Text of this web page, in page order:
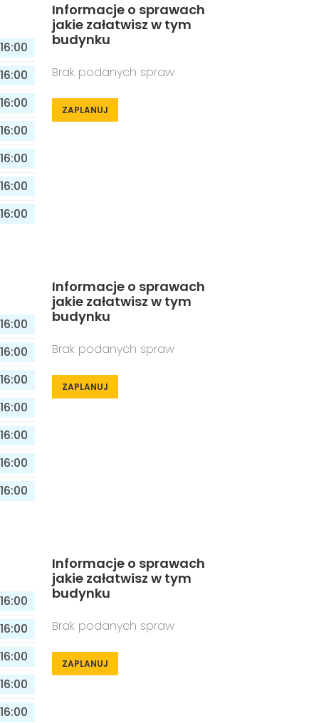
16:00
16:00
16:00
16:00
16:00
16:00
16:00
Informacje o sprawach
jakie załatwisz w tym
budynku
Brak podanych spraw
ZAPLANUJ
16:00
16:00
16:00
16:00
16:00
16:00
16:00
Informacje o sprawach
jakie załatwisz w tym
budynku
Brak podanych spraw
ZAPLANUJ
16:00
16:00
16:00
16:00
16:00
Informacje o sprawach
jakie załatwisz w tym
budynku
Brak podanych spraw
ZAPLANUJ